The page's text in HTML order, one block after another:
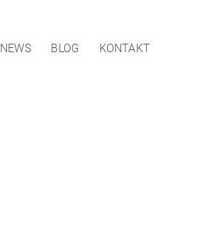
NEWS BLOG KONTAKT